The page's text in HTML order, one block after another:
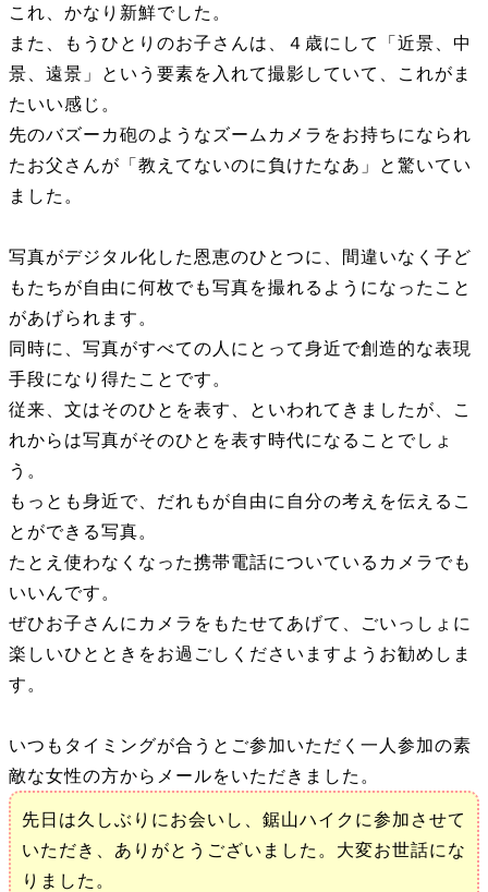
これ、かなり新鮮でした。
また、もうひとりのお子さんは、４歳にして「近景、中
景、遠景」という要素を入れて撮影していて、これがま
たいい感じ。
先のバズーカ砲のようなズームカメラをお持ちになられ
たお父さんが「教えてないのに負けたなあ」と驚いてい
ました。
写真がデジタル化した恩恵のひとつに、間違いなく子ど
もたちが自由に何枚でも写真を撮れるようになったこと
があげられます。
同時に、写真がすべての人にとって身近で創造的な表現
手段になり得たことです。
従来、文はそのひとを表す、といわれてきましたが、こ
れからは写真がそのひとを表す時代になることでしょ
う。
もっとも身近で、だれもが自由に自分の考えを伝えるこ
とができる写真。
たとえ使わなくなった携帯電話についているカメラでも
いいんです。
ぜひお子さんにカメラをもたせてあげて、ごいっしょに
楽しいひとときをお過ごしくださいますようお勧めしま
す。
いつもタイミングが合うとご参加いただく一人参加の素
敵な女性の方からメールをいただきました。
先日は久しぶりにお会いし、鋸山ハイクに参加させて
いただき、ありがとうございました。大変お世話にな
りました。